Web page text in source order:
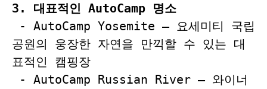
3. 대표적인 AutoCamp 명소
- AutoCamp Yosemite – 요세미티 국립
공원의 웅장한 자연을 만끽할 수 있는 대
표적인 캠핑장
- AutoCamp Russian River – 와이너